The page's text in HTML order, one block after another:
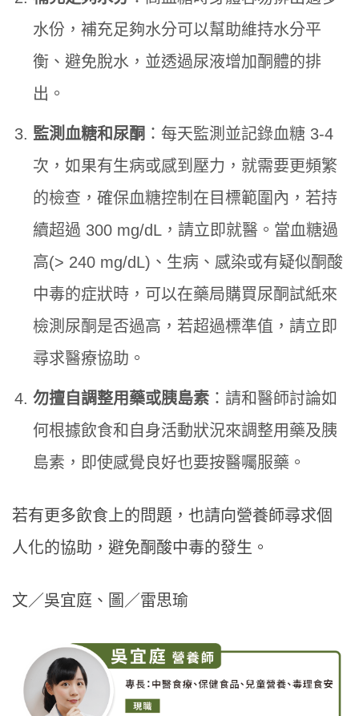
水份，補充足夠水分可以幫助維持水分平
衡、避免脫水，並透過尿液增加酮體的排
出。
監測血糖和尿酮 ：每天監測並記錄血糖 3-4
次，如果有生病或感到壓力，就需要更頻繁
的檢查，確保血糖控制在目標範圍內，若持
續超過 300 mg/dL，請立即就醫。當血糖過
高(> 240 mg/dL)、生病、感染或有疑似酮酸
中毒的症狀時，可以在藥局購買尿酮試紙來
檢測尿酮是否過高，若超過標準值，請立即
尋求醫療協助。
勿擅自調整用藥或胰島素 ：請和醫師討論如
何根據飲食和自身活動狀況來調整用藥及胰
島素，即使感覺良好也要按醫囑服藥。
若有更多飲食上的問題，也請向營養師尋求個
人化的協助，避免酮酸中毒的發生。
文／吳宜庭、圖／雷思瑜